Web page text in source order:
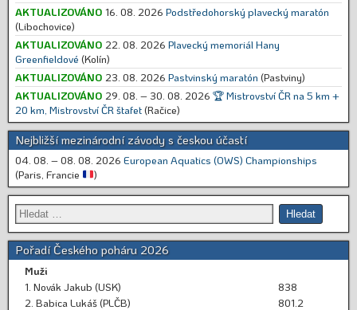
AKTUALIZOVÁNO 16. 08. 2026 Podstředohorský plavecký maratón
(Libochovice)
AKTUALIZOVÁNO 22. 08. 2026 Plavecký memoriál Hany
Greenfieldové (Kolín)
AKTUALIZOVÁNO 23. 08. 2026 Pastvinský maratón (Pastviny)
AKTUALIZOVÁNO 29. 08. – 30. 08. 2026 🏆 Mistrovství ČR na 5 km +
20 km, Mistrovství ČR štafet(Račice)
Nejbližší mezinárodní závody s českou účastí
04. 08. – 08. 08. 2026 European Aquatics (OWS) Championships
(Paris, Francie
)
Pořadí Českého poháru 2026
Muži
1. Novák Jakub (USK)
838
2. Babica Lukáš (PLČB)
801.2